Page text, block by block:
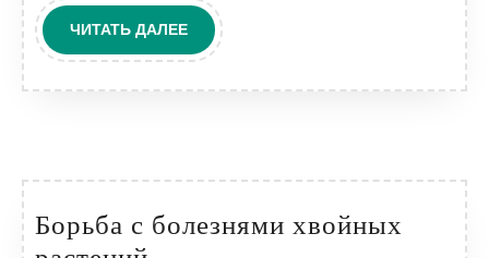
ЧИТАТЬ ДАЛЕЕЧИТАТЬ
ДАЛЕЕ
Борьба с болезнями хвойных